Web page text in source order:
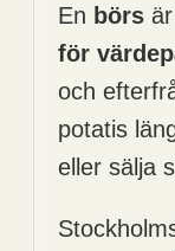
En börs
för
och
potatis
eller sälja